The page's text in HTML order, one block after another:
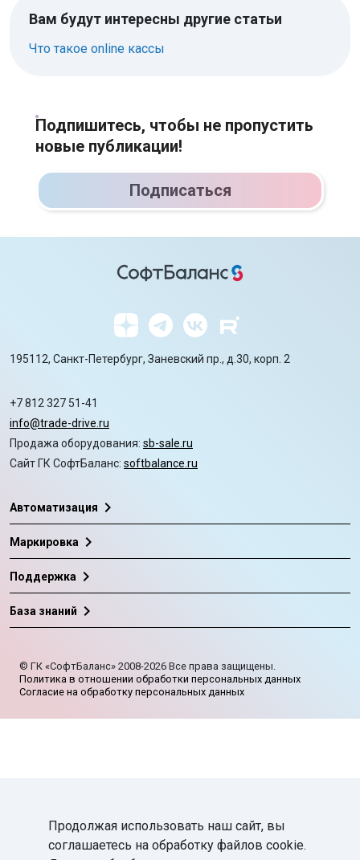
Вам будут интересны другие статьи
Что такое online кассы
Подпишитесь, чтобы не пропустить
новые публикации!
Подписаться
195112, Санкт-Петербург, Заневский пр., д.30, корп. 2
+7 812 327 51-41
info@trade-drive.ru
Продажа оборудования: sb-sale.ru
Сайт ГК СофтБаланс: softbalance.ru
Автоматизация chevron_right
Маркировка chevron_right
Поддержка chevron_right
База знаний chevron_right
© ГК «СофтБаланс» 2008-2026 Все права защищены.
Политика в отношении обработки персональных данных
Согласие на обработку персональных данных
Продолжая использовать наш сайт, вы
соглашаетесь на обработку файлов cookie.